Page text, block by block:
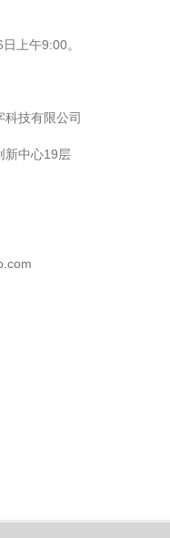
上午9:00。
技有限公司
新中心19层